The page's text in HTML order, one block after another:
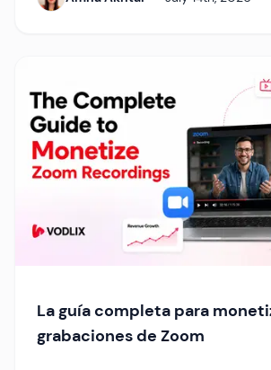
La guía completa para
grabaciones de Zoom